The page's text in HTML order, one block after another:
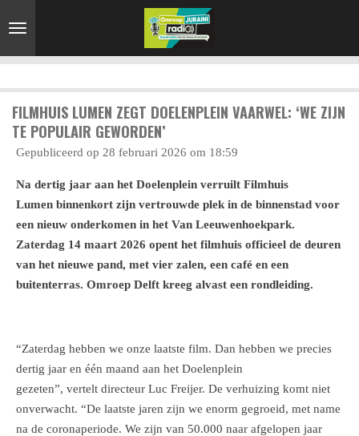
direct
naar
FILMHUIS LUMEN ZEGT DOELENPLEIN VAARWEL: ‘WE ZIJN
TE POPULAIR GEWORDEN’
Gepubliceerd op 28 februari 2026 om 18:59
Na dertig jaar aan het Doelenplein verruilt Filmhuis
Lumen binnenkort zijn vertrouwde plek in de binnenstad voor
een nieuw onderkomen in het Van Leeuwenhoekpark.
Zaterdag 14 maart 2026 opent het filmhuis officieel de deuren
van het nieuwe pand, met vier zalen, een café en een
buitenterras. Omroep Delft kreeg alvast een rondleiding.
“Zaterdag hebben we onze laatste film. Dan hebben we precies
dertig jaar en één maand aan het Doelenplein
gezeten”, vertelt directeur Luc Freijer. De verhuizing komt niet
onverwacht. “De laatste jaren zijn we enorm gegroeid, met name
na de coronaperiode. We zijn van 50.000 naar afgelopen jaar